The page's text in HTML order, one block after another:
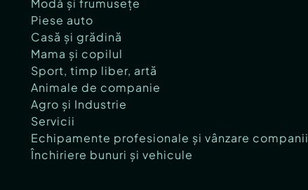
Modă și frumusețe
Piese auto
Casă și grădină
Mama și copilul
Sport, timp liber, artă
Animale de companie
Agro și Industrie
Servicii
Echipamente profesionale și vânzare companii
Închiriere bunuri și vehicule